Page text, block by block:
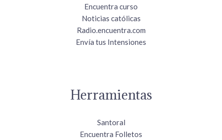
Encuentra curso
Noticias católicas
Radio.encuentra.com
Envía tus Intensiones
Herramientas
Santoral
Encuentra Folletos